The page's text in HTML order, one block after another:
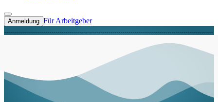
Anmeldung Für Arbeitgeber